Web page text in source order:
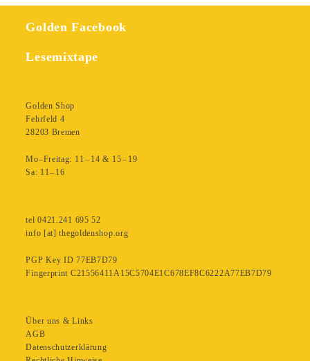
Golden Facebook
Lesemixtape
Golden Shop
Fehrfeld 4
28203 Bremen
Mo–Freitag: 11 – 14 & 15 – 19
Sa: 11– 16
tel 0421.241 695 52
info [at] thegoldenshop.org
PGP Key ID 77EB7D79
Fingerprint C21556411A15C5704E1C678EF8C6222A77EB7D79
Über uns & Links
AGB
Datenschutzerklärung